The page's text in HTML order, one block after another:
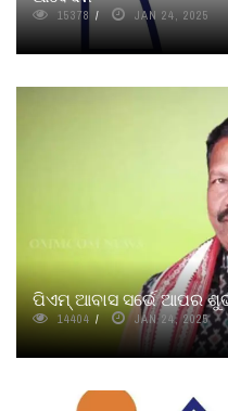
15378 JAN 24, 2025
ପିଏମ୍‌ ଆବାସ ସର୍ଭେ ଆପର
14404 JAN 24, 2025